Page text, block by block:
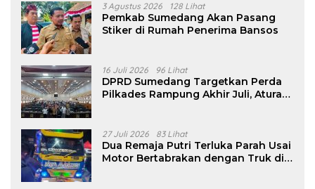
3 Agustus 2026 128 Lihat
Pemkab Sumedang Akan Pasang
Stiker di Rumah Penerima Bansos
16 Juli 2026 96 Lihat
DPRD Sumedang Targetkan Perda
Pilkades Rampung Akhir Juli, Aturan
27 Juli 2026 83 Lihat
Dua Remaja Putri Terluka Parah Usai
Motor Bertabrakan dengan Truk di